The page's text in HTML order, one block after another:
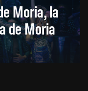
Moria, la
de Moria